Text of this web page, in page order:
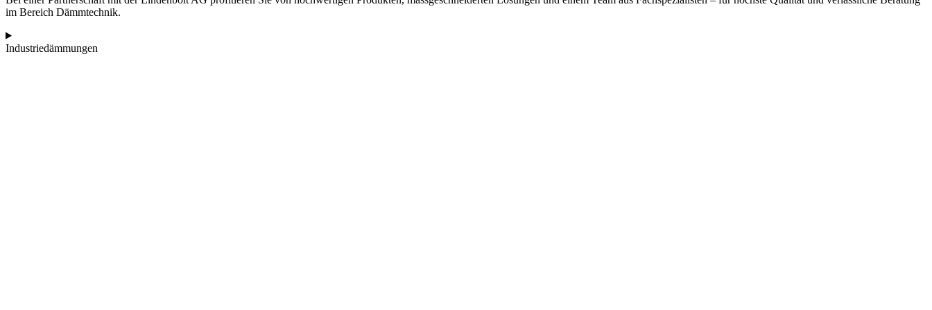
im Bereich Dämmtechnik.
Industriedämmungen